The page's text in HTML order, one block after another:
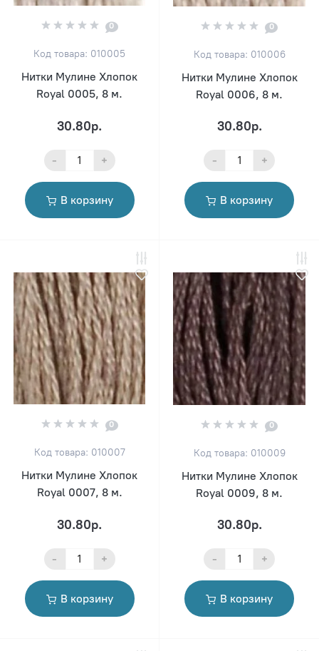
0
Код товара: 010005
Нитки Мулине Хлопок
Royal 0005, 8 м.
30.80р.
- +
В корзину
0
Код товара: 010006
Нитки Мулине Хлопок
Royal 0006, 8 м.
30.80р.
- +
В корзину
0
Код товара: 010007
Нитки Мулине Хлопок
Royal 0007, 8 м.
30.80р.
- +
В корзину
0
Код товара: 010009
Нитки Мулине Хлопок
Royal 0009, 8 м.
30.80р.
- +
В корзину